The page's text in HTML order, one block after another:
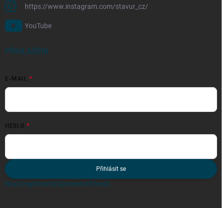
https://www.instagram.com/stavur_cz/
YouTube
PŘIHLÁŠENÍ
E-MAIL
HESLO
Přihlásit se
Nová registraceZapomenuté heslo